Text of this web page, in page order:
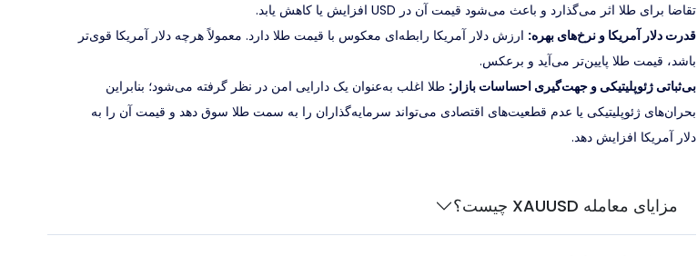
تقاضا برای طلا اثر می‌گذارد و باعث می‌شود قیمت آن در USD افزایش یا کاهش یابد.
قدرت دلار آمریکا و نرخ‌های بهره: ارزش دلار آمریکا رابطه‌ای معکوس با قیمت طلا دارد. معمولاً هرچه دلار آمریکا قوی‌تر
باشد، قیمت طلا پایین‌تر می‌آید و برعکس.
بی‌ثباتی ژئوپلیتیکی و جهت‌گیری احساسات بازار: طلا اغلب به‌عنوان یک دارایی امن در نظر گرفته می‌شود؛ بنابراین
بحران‌های ژئوپلیتیکی یا عدم قطعیت‌های اقتصادی می‌تواند سرمایه‌گذاران را به سمت طلا سوق دهد و قیمت آن را به
دلار آمریکا افزایش دهد.
مزایای معامله XAUUSD چیست؟